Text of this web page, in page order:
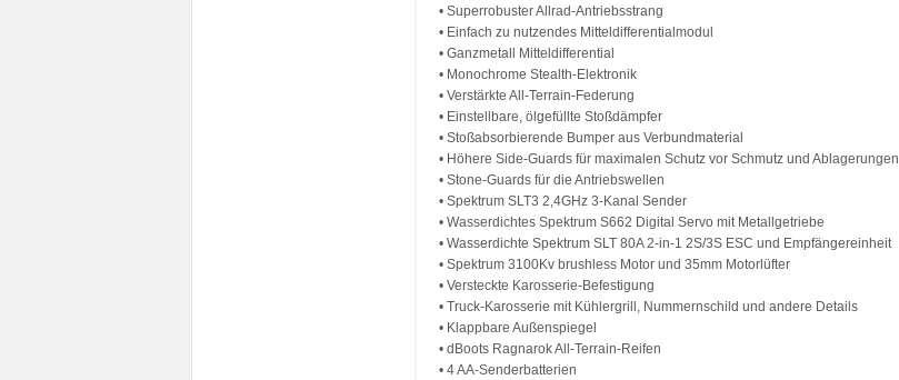
• Superrobuster Allrad-Antriebsstrang
• Einfach zu nutzendes Mitteldifferentialmodul
• Ganzmetall Mitteldifferential
• Monochrome Stealth-Elektronik
• Verstärkte All-Terrain-Federung
• Einstellbare, ölgefüllte Stoßdämpfer
• Stoßabsorbierende Bumper aus Verbundmaterial
• Höhere Side-Guards für maximalen Schutz vor Schmutz und Ablagerungen
• Stone-Guards für die Antriebswellen
• Spektrum SLT3 2,4GHz 3-Kanal Sender
• Wasserdichtes Spektrum S662 Digital Servo mit Metallgetriebe
• Wasserdichte Spektrum SLT 80A 2-in-1 2S/3S ESC und Empfängereinheit
• Spektrum 3100Kv brushless Motor und 35mm Motorlüfter
• Versteckte Karosserie-Befestigung
• Truck-Karosserie mit Kühlergrill, Nummernschild und andere Details
• Klappbare Außenspiegel
• dBoots Ragnarok All-Terrain-Reifen
• 4 AA-Senderbatterien